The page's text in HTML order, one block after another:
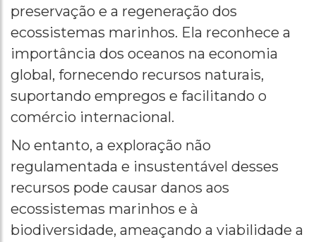
preservação e a regeneração dos
ecossistemas marinhos. Ela reconhece a
importância dos oceanos na economia
global, fornecendo recursos naturais,
suportando empregos e facilitando o
comércio internacional.
No entanto, a exploração não
regulamentada e insustentável desses
recursos pode causar danos aos
ecossistemas marinhos e à
biodiversidade, ameaçando a viabilidade a